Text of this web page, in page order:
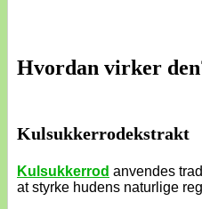
Hvordan virker
Kulsukkerrodekstrakt
Kulsukkerrod anvendes
at styrke hudens naturlige